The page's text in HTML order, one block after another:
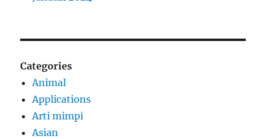
Categories
Animal
Applications
Arti mimpi
Asian